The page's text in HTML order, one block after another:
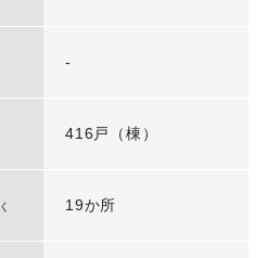
-
416戸（棟）
19か所